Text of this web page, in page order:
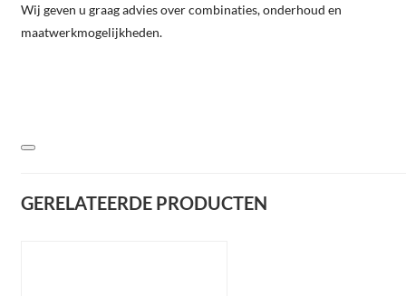
Wij geven u graag advies over combinaties, onderhoud en
maatwerkmogelijkheden.
GERELATEERDE PRODUCTEN